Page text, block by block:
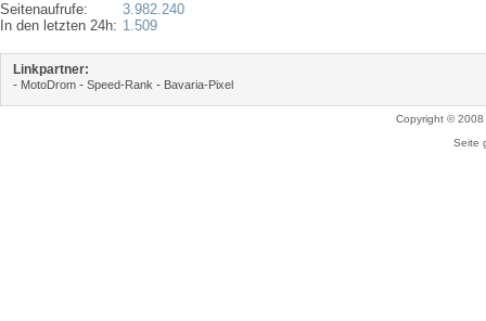
Seitenaufrufe:
In den letzten 24h:
3.982.240
1.509
Linkpartner:
- MotoDrom - Speed-Rank - Bavaria-Pixel
Copyright ©
Seite